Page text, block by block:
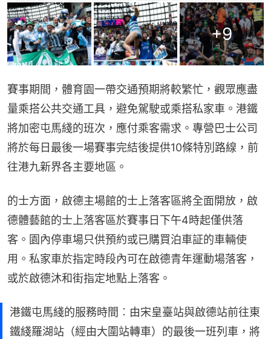
+9
賽事期間，體育園一帶交通預期將較繁忙，觀眾應盡
量乘搭公共交通工具，避免駕駛或乘搭私家車。港鐵
將加密屯馬綫的班次，應付乘客需求。專營巴士公司
將於每日最後一場賽事完結後提供10條特別路線，前
往港九新界各主要地區。
的士方面，啟德主場館的士上落客區將全面開放，啟
德體藝館的士上落客區於賽事日下午4時起僅供落
客。園內停車場只供預約或已購買泊車証的車輛使
用。私家車於指定時段內可在啟德青年運動場落客，
或於啟德沐和街指定地點上落客。
港鐵屯馬綫的服務時間︰由宋皇臺站與啟德站前往東
鐵綫羅湖站（經由大圍站轉車）的最後一班列車，將